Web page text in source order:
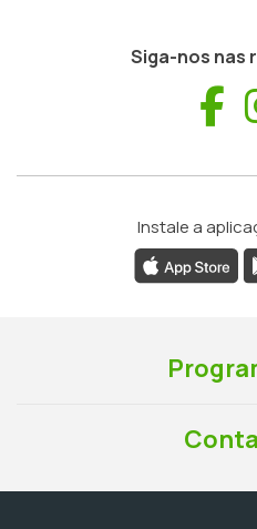
Siga-nos nas
Instale a